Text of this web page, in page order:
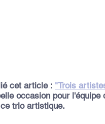
cet article : "Trois
occasion pour
trio artistique.